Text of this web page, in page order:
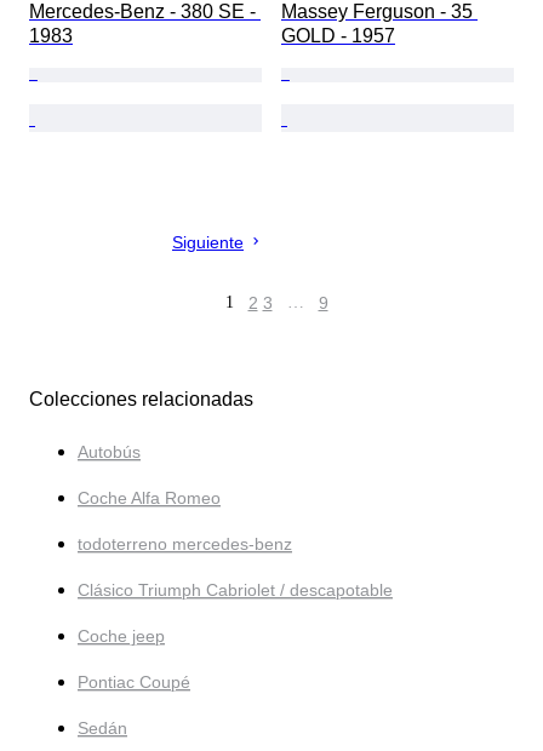
Mercedes-Benz - 380 SE -
1983
Massey Ferguson - 35
GOLD - 1957
Siguiente
1 2 3 … 9
Colecciones relacionadas
Autobús
Coche Alfa Romeo
todoterreno mercedes-benz
Clásico Triumph Cabriolet / descapotable
Coche jeep
Pontiac Coupé
Sedán